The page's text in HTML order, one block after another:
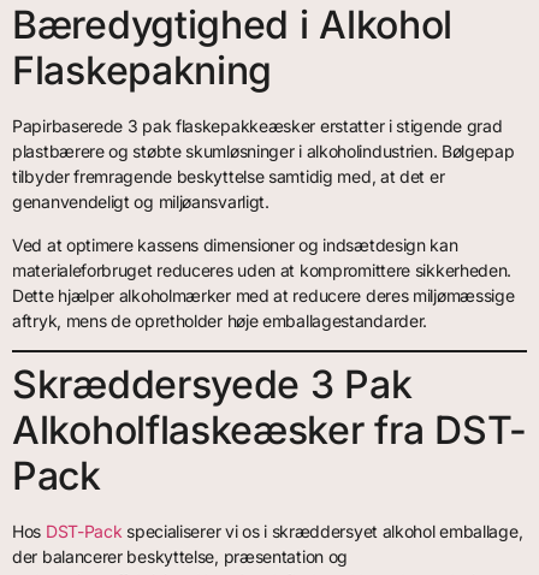
Bæredygtighed i Alkohol
Flaskepakning
Papirbaserede 3 pak flaskepakkeæsker erstatter i stigende grad
plastbærere og støbte skumløsninger i alkoholindustrien. Bølgepap
tilbyder fremragende beskyttelse samtidig med, at det er
genanvendeligt og miljøansvarligt.
Ved at optimere kassens dimensioner og indsætdesign kan
materialeforbruget reduceres uden at kompromittere sikkerheden.
Dette hjælper alkoholmærker med at reducere deres miljømæssige
aftryk, mens de opretholder høje emballagestandarder.
Skræddersyede 3 Pak
Alkoholflaskeæsker fra DST-
Pack
Hos DST-Pack specialiserer vi os i skræddersyet alkohol emballage,
der balancerer beskyttelse, præsentation og